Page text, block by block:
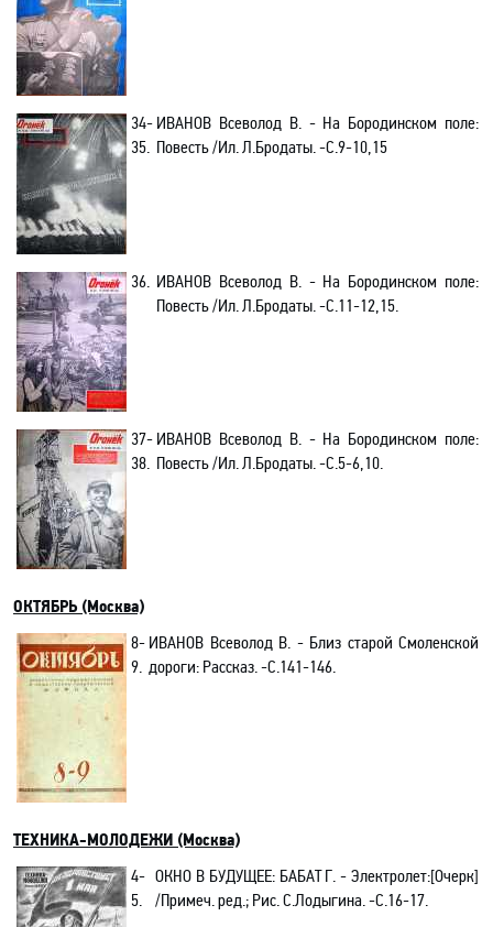
34-
35.
ИВАНОВ Всеволод В. - На Бородинском поле:
Повесть /Ил. Л.Бродаты. -С.9-10,15
36. ИВАНОВ Всеволод В. - На Бородинском поле:
Повесть /Ил. Л.Бродаты. -С.11-12,15.
37-
38.
ИВАНОВ Всеволод В. - На Бородинском поле:
Повесть /Ил. Л.Бродаты. -С.5-6,10.
ОКТЯБРЬ (Москва)
8-
9.
ИВАНОВ Всеволод В. - Близ старой Смоленской
дороги: Рассказ. -С.141-146.
ТЕХНИКА-МОЛОДЕЖИ (Москва)
4-
5.
ОКНО В БУДУЩЕЕ:БАБАТ Г. - Электролет:[Очерк]
/Примеч. ред.; Рис.С.Лодыгина. -C.16-17.